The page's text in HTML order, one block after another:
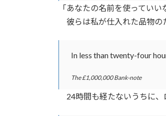
「あなたの名前を使ってい
彼らは私が仕入れた品物の
In less than twenty-four
The £1,000,000 Bank-note
24時間も経たないうちに、